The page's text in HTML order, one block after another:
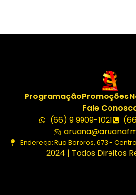
ProgramaçãoPromoções
Fale
(66) 9 9909-1021
Endereço: Rua Bororos, 673 -
2024 | Todos Direitos